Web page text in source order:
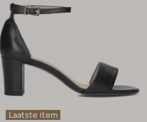
Laatste item